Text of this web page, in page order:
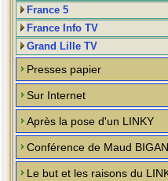
France 5
France Info TV
Grand Lille TV
Presses papier
Sur Internet
Après la pose d'un LINKY
Conférence de Maud
Le but et les raisons du